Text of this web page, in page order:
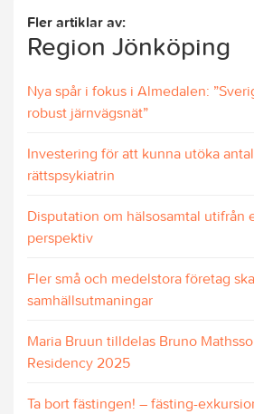
Fler artiklar av:
Region Jönköping
Nya spår i fokus i Almedalen:
robust järnvägsnät”
Investering för att kunna utöka
rättspsykiatrin
Disputation om hälsosamtal utifrån
perspektiv
Fler små och medelstora företag
samhällsutmaningar
Maria Bruun tilldelas Bruno
Residency 2025
Ta bort fästingen! – fästing-